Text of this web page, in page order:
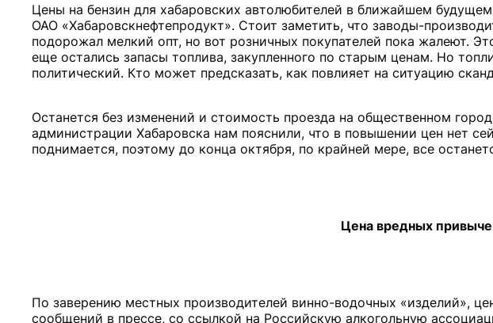
Цены на бензин для хабаровских автолюбителей в ближайшем
ОАО «Хабаровскнефтепродукт». Стоит заметить, что заводы-
подорожал мелкий опт, но вот розничных покупателей пока жалеют.
еще остались запасы топлива, закупленного по старым ценам. Но
политический. Кто может предсказать, как повлияет на ситуацию
Останется без изменений и стоимость проезда на общественном
администрации Хабаровска нам пояснили, что в повышении цен нет
поднимается, поэтому до конца октября, по крайней мере, все
Цена вредных
По заверению местных производителей винно-водочных «изделий»,
сообщений в прессе, со ссылкой на Российскую алкогольную